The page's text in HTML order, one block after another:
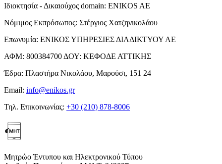
Ιδιοκτησία - Δικαιούχος domain: ENIKOS AE
Νόμιμος Εκπρόσωπος: Στέργιος Χατζηνικολάου
Επωνυμία: ΕΝΙΚΟΣ ΥΠΗΡΕΣΙΕΣ ΔΙΑΔΙΚΤΥΟΥ ΑΕ
ΑΦΜ: 800384700 ΔΟΥ: ΚΕΦΟΔΕ ΑΤΤΙΚΗΣ
Έδρα: Πλαστήρα Νικολάου, Μαρούσι, 151 24
Email: info@enikos.gr
Τηλ. Επικοινωνίας: +30 (210) 878-8006
Μητρώο Έντυπου και Ηλεκτρονικού Τύπου